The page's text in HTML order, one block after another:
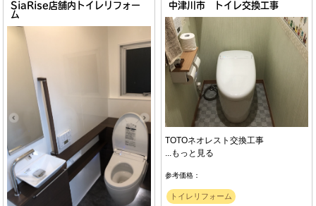
SiaRise店舗内トイレリフォー
ム
中津川市 トイレ交換工事
TOTOネオレスト交換工事
...もっと見る
参考価格：
トイレリフォーム